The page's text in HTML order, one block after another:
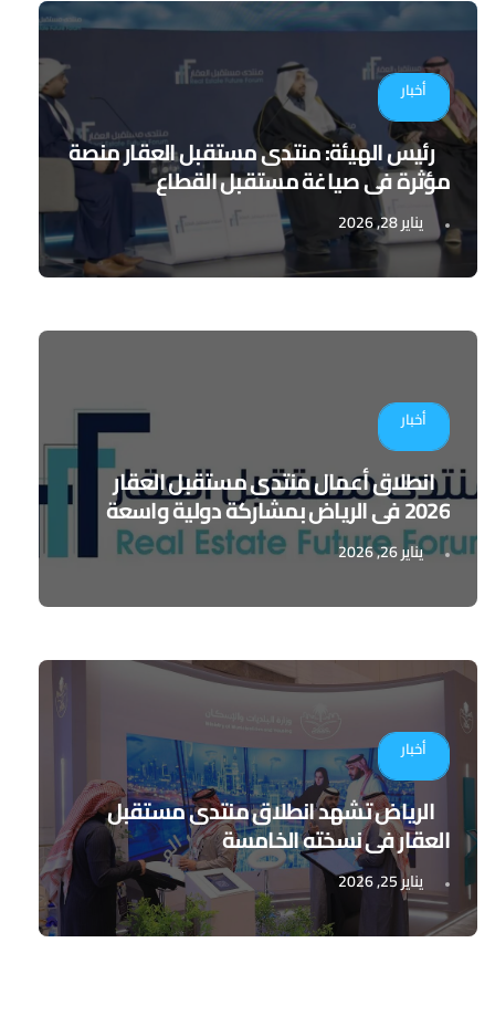
أخبار
رئيس الهيئة: منتدى مستقبل العقار منصة
مؤثرة في صياغة مستقبل القطاع
يناير 28, 2026
أخبار
انطلاق أعمال منتدى مستقبل العقار
2026 في الرياض بمشاركة دولية واسعة
يناير 26, 2026
أخبار
الرياض تشهد انطلاق منتدى مستقبل
العقار في نسخته الخامسة
يناير 25, 2026